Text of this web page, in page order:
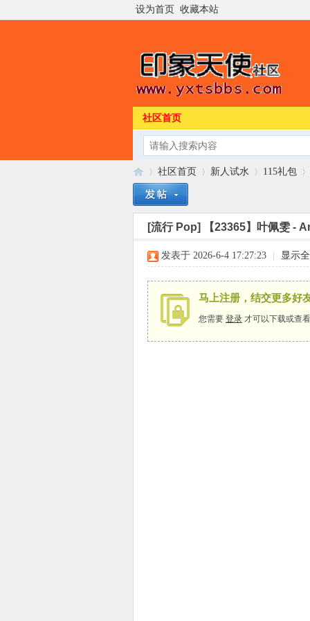
设为首页 收藏本站
社区首页
»
社区首页
›
新人试水
›
115礼包
›
[流行 Pop] 【23365】叶佩雯 -
发表于 2026-6-4 17:27:23 显示
马上注册，结交更多好
您需要 登录 才可以下载或查